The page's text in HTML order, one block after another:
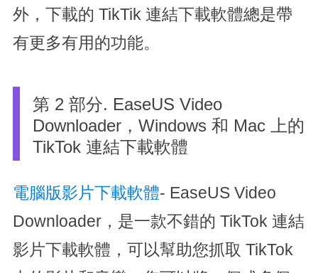
外，下載的 TikTik 連結下載軟體總是帶
有更多有用的功能。
第 2 部分. EaseUS Video
Downloader，Windows 和 Mac 上的
TikTok 連結下載軟體
電腦版影片下載軟體- EaseUS Video
Downloader，是一款不錯的 TikTok 連結
影片下載軟體，可以幫助您抓取 TikTok